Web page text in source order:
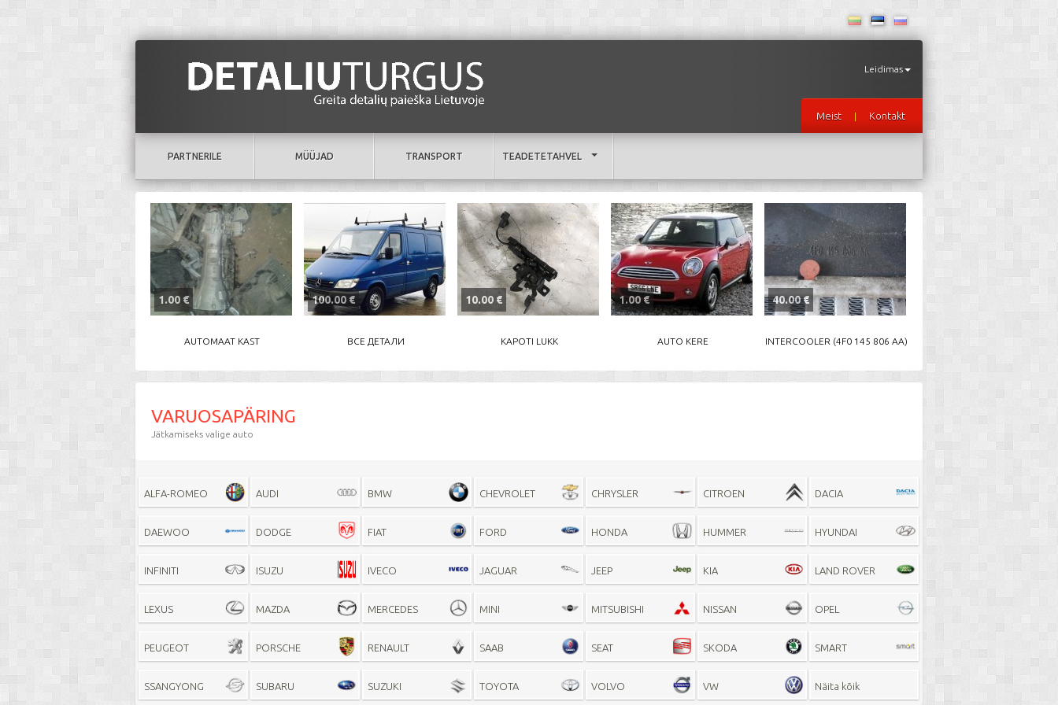
Leidimas
Meist | Kontakt
PARTNERILE MÜÜJAD TRANSPORT TEADETETAHVEL
1.00 €
AUTOMAAT KAST
100.00 €
ВСЕ ДЕТАЛИ
10.00 €
KAPOTI LUKK
1.00 €
AUTO KERE
40.00 €
INTERCOOLER (4F0 145 806 AA)
VARUOSAPÄRING
Jätkamiseks valige auto
ALFA-ROMEO AUDI BMW CHEVROLET CHRYSLER CITROEN DACIA
DAEWOO DODGE FIAT FORD HONDA HUMMER HYUNDAI
INFINITI ISUZU IVECO JAGUAR JEEP KIA LAND ROVER
LEXUS MAZDA MERCEDES MINI MITSUBISHI NISSAN OPEL
PEUGEOT PORSCHE RENAULT SAAB SEAT SKODA SMART
SSANGYONG SUBARU SUZUKI TOYOTA VOLVO VW Näita kõik